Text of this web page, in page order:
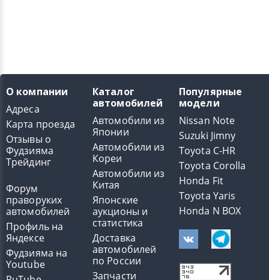
О компании
Адреса
Карта проезда
Отзывы о
Фудзияма
Трейдинг
Форум
праворуких
автомобилей
Профиль на
Яндексе
Фудзияма на
Youtube
Каталог
автомобилей
Автомобили из
Японии
Автомобили из
Кореи
Автомобили из
Китая
Японские
аукционы и
статистика
Доставка
автомобилей
по России
Запчасти
Популярные
модели
Nissan Note
Suzuki Jimny
Toyota C-HR
Toyota Corolla
Honda Fit
Toyota Yaris
Honda N BOX